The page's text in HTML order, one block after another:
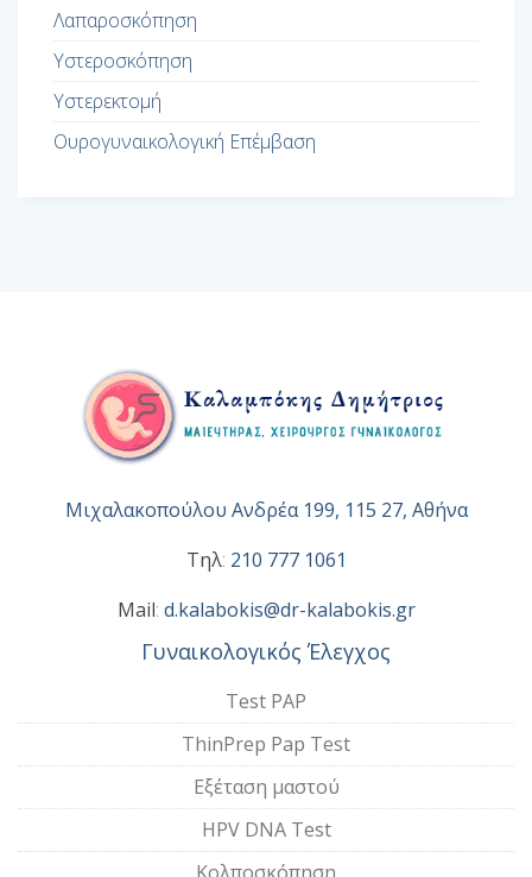
Λαπαροσκόπηση
Υστεροσκόπηση
Υστερεκτομή
Ουρογυναικολογική Επέμβαση
Μιχαλακοπούλου Ανδρέα 199, 115 27, Αθήνα
Τηλ: 210 777 1061
Mail: d.kalabokis@dr-kalabokis.gr
Γυναικολογικός Έλεγχος
Test PAP
ThinPrep Pap Test
Εξέταση μαστού
HPV DNA Test